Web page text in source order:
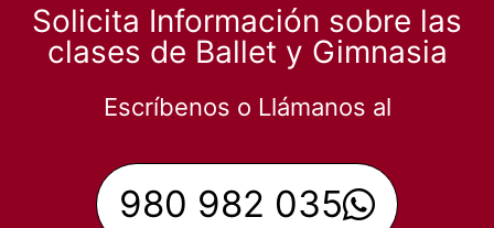
Solicita Información sobre las
clases de Ballet y Gimnasia
Escríbenos o Llámanos al
980 982 035